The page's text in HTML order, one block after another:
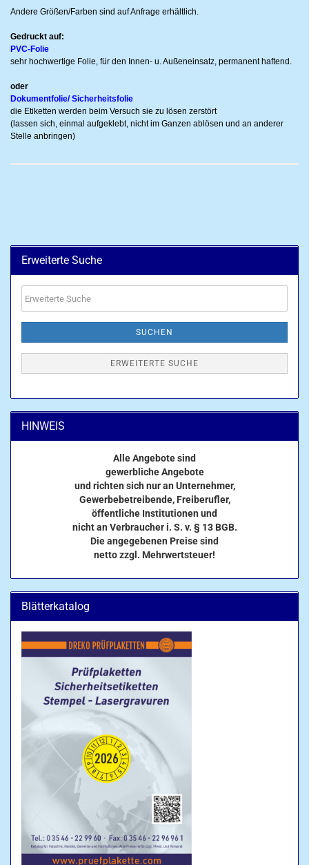
Andere Größen/Farben sind auf Anfrage erhältlich.
Gedruckt auf:
PVC-Folie
sehr hochwertige Folie, für den Innen- u. Außeneinsatz, permanent haftend.
oder
Dokumentfolie/ Sicherheitsfolie
die Etiketten werden beim Versuch sie zu lösen zerstört
(lassen sich, einmal aufgeklebt, nicht im Ganzen ablösen und an anderer
Stelle anbringen)
Erweiterte Suche
Suche
SUCHEN
ERWEITERTE SUCHE
HINWEIS
Alle Angebote sind
gewerbliche Angebote
und richten sich nur an Unternehmer,
Gewerbebetreibende, Freiberufler,
öffentliche Institutionen und
nicht an Verbraucher i. S. v. § 13 BGB.
Die angegebenen Preise sind
netto zzgl. Mehrwertsteuer!
Blätterkatalog